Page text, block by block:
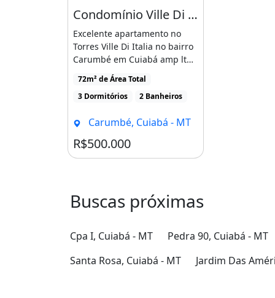
Condomínio Ville Di Itália - Apartamento no condominio torres Ville di itália em
Excelente apartamento no
Torres Ville Di Italia no bairro
Carumbé em Cuiabá amp lt
br amp gt amp [...]
72m² de Área Total
3 Dormitórios
2 Banheiros
Carumbé, Cuiabá - MT
R$500.000
Buscas próximas
Cpa I, Cuiabá - MT Pedra 90, Cuiabá - MT
Santa Rosa, Cuiabá - MT
Jardim Das